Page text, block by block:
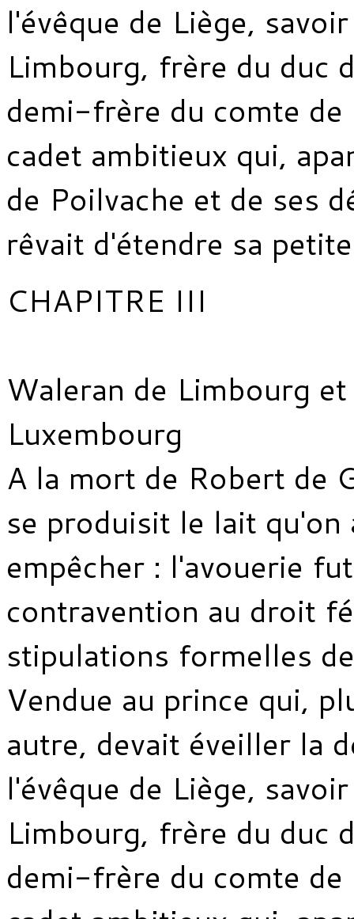
l'évêque de Liège,
Limbourg, frère du duc
demi-frère du comte de
cadet ambitieux qui,
de Poilvache et de ses
rêvait d'étendre sa
CHAPITRE III
Waleran de Limbourg
Luxembourg
A la mort de Robert de
se produisit le lait
empêcher : l'avouerie
contravention au droit
stipulations formelles
Vendue au prince qui,
autre, devait éveiller la
l'évêque de Liège,
Limbourg, frère du duc
demi-frère du comte